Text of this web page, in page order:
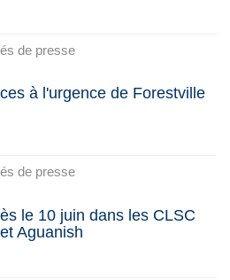
de presse
à l'urgence de Forestville
de presse
le 10 juin dans les CLSC
Aguanish